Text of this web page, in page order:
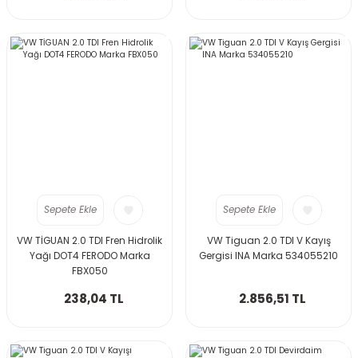
Sepete Ekle
VW TİGUAN 2.0 TDI Fren Hidrolik
Yağı DOT4 FERODO Marka
FBX050
238,04 TL
Sepete Ekle
VW Tiguan 2.0 TDI V Kayış
Gergisi INA Marka 534055210
2.856,51 TL